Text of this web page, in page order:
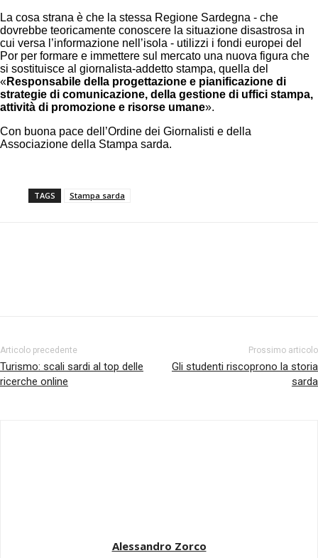
La cosa strana è che la stessa Regione Sardegna - che
dovrebbe teoricamente conoscere la situazione disastrosa in
cui versa l’informazione nell’isola - utilizzi i fondi europei del
Por per formare e immettere sul mercato una nuova figura che
si sostituisce al giornalista-addetto stampa, quella del
«Responsabile della progettazione e pianificazione di
strategie di comunicazione, della gestione di uffici stampa,
attività di promozione e risorse umane».
Con buona pace dell’Ordine dei Giornalisti e della
Associazione della Stampa sarda.
TAGS Stampa sarda
Articolo precedente
Turismo: scali sardi al top delle
ricerche online
Prossimo articolo
Gli studenti riscoprono la storia
sarda
Alessandro Zorco